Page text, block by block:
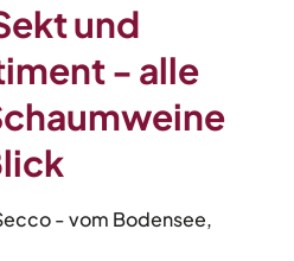
und
- alle
- vom Bodensee,